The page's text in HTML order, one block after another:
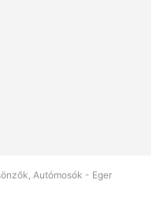
Autómosók - Eger